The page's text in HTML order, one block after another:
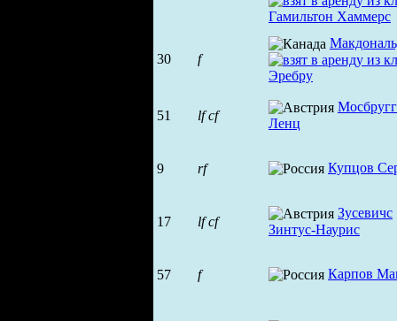
30 f
51 lf cf
Ленц
9 rf Купцов
17 lf cf
Зусевичс
Зинтус-Наурис
57 f Карпов